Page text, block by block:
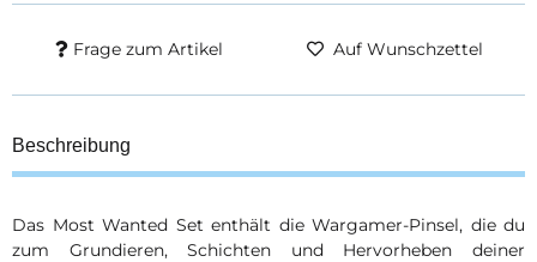
Frage zum Artikel Auf Wunschzettel
Beschreibung
Das Most Wanted Set enthält die Wargamer-Pinsel, die du
zum Grundieren, Schichten und Hervorheben deiner